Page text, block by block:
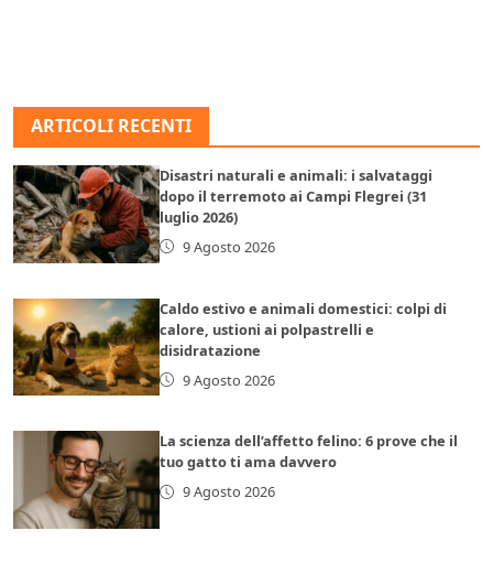
ARTICOLI RECENTI
Disastri naturali e animali: i salvataggi
dopo il terremoto ai Campi Flegrei (31
luglio 2026)
9 Agosto 2026
Caldo estivo e animali domestici: colpi di
calore, ustioni ai polpastrelli e
disidratazione
9 Agosto 2026
La scienza dell’affetto felino: 6 prove che il
tuo gatto ti ama davvero
9 Agosto 2026